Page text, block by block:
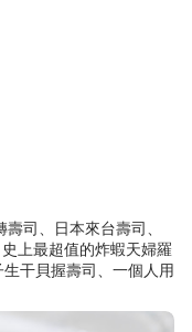
司、日本來台壽司、
上最超值的炸蝦天婦羅
干貝握壽司、一個人用